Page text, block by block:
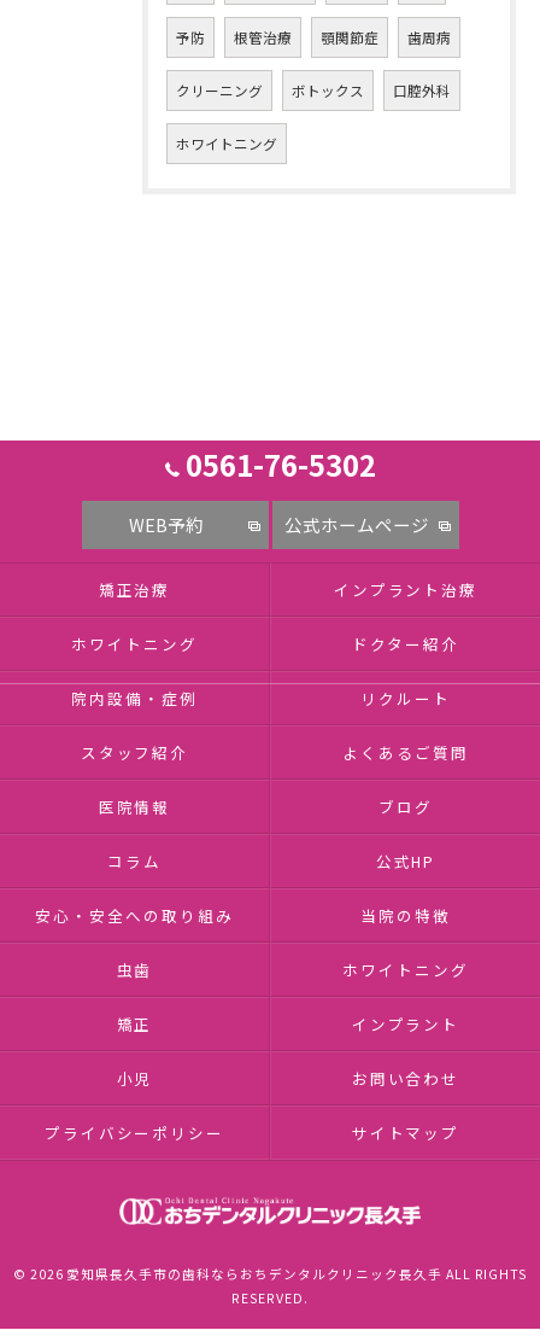
予防 根管治療 顎関節症 歯周病
クリーニング ボトックス 口腔外科
ホワイトニング
0561-76-5302
WEB予約 公式ホームページ
矯正治療 インプラント治療
ホワイトニング ドクター紹介
院内設備・症例 リクルート
スタッフ紹介 よくあるご質問
医院情報 ブログ
コラム 公式HP
安心・安全への取り組み 当院の特徴
虫歯 ホワイトニング
矯正 インプラント
小児 お問い合わせ
プライバシーポリシー サイトマップ
© 2026 愛知県長久手市の歯科ならおちデンタルクリニック長久手 ALL RIGHTS
RESERVED.